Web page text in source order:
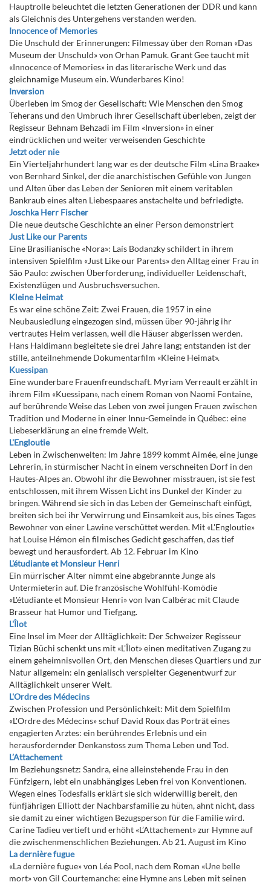
Hauptrolle beleuchtet die letzten Generationen der DDR und kann
als Gleichnis des Untergehens verstanden werden.
Innocence of Memories
Die Unschuld der Erinnerungen: Filmessay über den Roman «Das
Museum der Unschuld» von Orhan Pamuk. Grant Gee taucht mit
«Innocence of Memories» in das literarische Werk und das
gleichnamige Museum ein. Wunderbares Kino!
Inversion
Überleben im Smog der Gesellschaft: Wie Menschen den Smog
Teherans und den Umbruch ihrer Gesellschaft überleben, zeigt der
Regisseur Behnam Behzadi im Film «Inversion» in einer
eindrücklichen und weiter verweisenden Geschichte
Jetzt oder nie
Ein Vierteljahrhundert lang war es der deutsche Film «Lina Braake»
von Bernhard Sinkel, der die anarchistischen Gefühle von Jungen
und Alten über das Leben der Senioren mit einem veritablen
Bankraub eines alten Liebespaares anstachelte und befriedigte.
Joschka Herr Fischer
Die neue deutsche Geschichte an einer Person demonstriert
Just Like our Parents
Eine Brasilianische «Nora»: Laís Bodanzky schildert in ihrem
intensiven Spielfilm «Just Like our Parents» den Alltag einer Frau in
São Paulo: zwischen Überforderung, individueller Leidenschaft,
Existenzlügen und Ausbruchsversuchen.
Kleine Heimat
Es war eine schöne Zeit: Zwei Frauen, die 1957 in eine
Neubausiedlung eingezogen sind, müssen über 90-jährig ihr
vertrautes Heim verlassen, weil die Häuser abgerissen werden.
Hans Haldimann begleitete sie drei Jahre lang; entstanden ist der
stille, anteilnehmende Dokumentarfilm «Kleine Heimat».
Kuessipan
Eine wunderbare Frauenfreundschaft. Myriam Verreault erzählt in
ihrem Film «Kuessipan», nach einem Roman von Naomi Fontaine,
auf berührende Weise das Leben von zwei jungen Frauen zwischen
Tradition und Moderne in einer Innu-Gemeinde in Québec: eine
Liebeserklärung an eine fremde Welt.
L'Engloutie
Leben in Zwischenwelten: Im Jahre 1899 kommt Aimée, eine junge
Lehrerin, in stürmischer Nacht in einem verschneiten Dorf in den
Hautes-Alpes an. Obwohl ihr die Bewohner misstrauen, ist sie fest
entschlossen, mit ihrem Wissen Licht ins Dunkel der Kinder zu
bringen. Während sie sich in das Leben der Gemeinschaft einfügt,
breiten sich bei ihr Verwirrung und Einsamkeit aus, bis eines Tages
Bewohner von einer Lawine verschüttet werden. Mit «L'Engloutie»
hat Louise Hémon ein filmisches Gedicht geschaffen, das tief
bewegt und herausfordert. Ab 12. Februar im Kino
L'étudiante et Monsieur Henri
Ein mürrischer Alter nimmt eine abgebrannte Junge als
Untermieterin auf. Die französische Wohlfühl-Komödie
«L'étudiante et Monsieur Henri» von Ivan Calbérac mit Claude
Brasseur hat Humor und Tiefgang.
L'Îlot
Eine Insel im Meer der Alltäglichkeit: Der Schweizer Regisseur
Tizian Büchi schenkt uns mit «L'Îlot» einen meditativen Zugang zu
einem geheimnisvollen Ort, den Menschen dieses Quartiers und zur
Natur allgemein: ein genialisch verspielter Gegenentwurf zur
Alltäglichkeit unserer Welt.
L'Ordre des Médecins
Zwischen Profession und Persönlichkeit: Mit dem Spielfilm
«L'Ordre des Médecins» schuf David Roux das Porträt eines
engagierten Arztes: ein berührendes Erlebnis und ein
herausfordernder Denkanstoss zum Thema Leben und Tod.
L’Attachement
Im Beziehungsnetz: Sandra, eine alleinstehende Frau in den
Fünfzigern, lebt ein unabhängiges Leben frei von Konventionen.
Wegen eines Todesfalls erklärt sie sich widerwillig bereit, den
fünfjährigen Elliott der Nachbarsfamilie zu hüten, ahnt nicht, dass
sie damit zu einer wichtigen Bezugsperson für die Familie wird.
Carine Tadieu vertieft und erhöht «L’Attachement» zur Hymne auf
die zwischenmenschlichen Beziehungen. Ab 21. August im Kino
La dernière fugue
«La dernière fugue» von Léa Pool, nach dem Roman «Une belle
mort» von Gil Courtemanche: eine Hymne ans Leben mit seinen